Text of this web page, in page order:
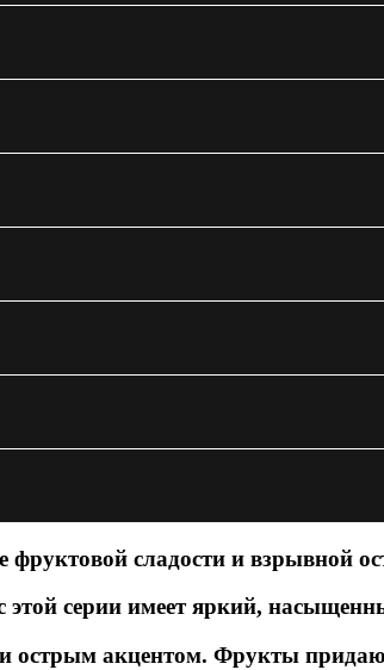
фруктовой сладости и взрывной
серии имеет яркий,
острым акцентом. Фрукты